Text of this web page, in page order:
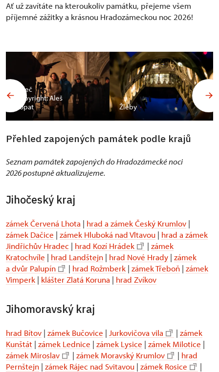
Ať už zavítáte na kteroukoliv památku, přejeme všem
příjemné zážitky a krásnou Hradozámeckou noc 2026!
Valeč
Copyright: Aleš
Vopat
Žleby
Přehled zapojených památek podle krajů
Seznam památek zapojených do Hradozámecké noci
2026 postupně aktualizujeme.
Jihočeský kraj
zámek Červená Lhota | hrad a zámek Český Krumlov |
zámek Dačice | zámek Hluboká nad Vltavou | hrad a zámek
Jindřichův Hradec | hrad Kozí Hrádek | zámek
Kratochvíle | hrad Landštejn | hrad Nové Hrady | zámek
a dvůr Palupín
| hrad Rožmberk | zámek Třeboň | zámek
Vimperk | klášter Zlatá Koruna | hrad Zvíkov
Jihomoravský kraj
hrad Bítov | zámek Bučovice | Jurkovičova vila | zámek
Kunštát | zámek Lednice | zámek Lysice | zámek Milotice |
zámek Miroslav
| zámek Moravský Krumlov | hrad
Pernštejn | zámek Rájec nad Svitavou | zámek Rosice |